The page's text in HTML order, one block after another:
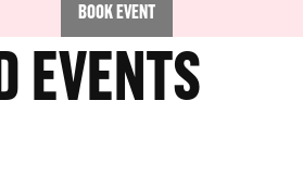
BOOK EVENT
EVENTS